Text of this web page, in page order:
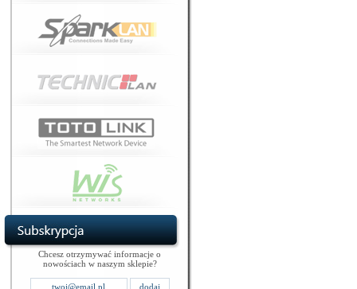
Chcesz otrzymywać informacje o
nowościach w naszym sklepie?